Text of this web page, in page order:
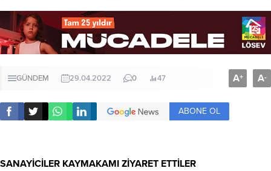
GÜNDEM 29.04.2022 0 47 A+ A-
ABONE OL
SANAYİCİLER KAYMAKAMI ZİYARET ETTİLER